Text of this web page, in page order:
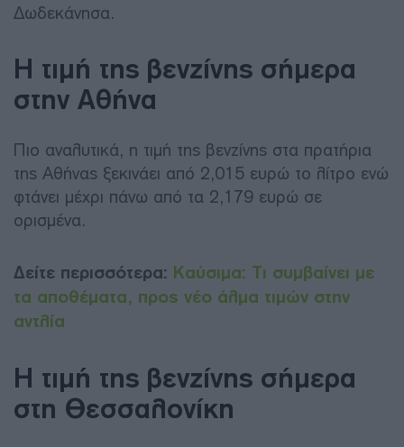
Δωδεκάνησα.
Η τιμή της βενζίνης σήμερα
στην Αθήνα
Πιο αναλυτικά, η τιμή της βενζίνης στα πρατήρια
της Αθήνας ξεκινάει από 2,015 ευρώ το λίτρο ενώ
φτάνει μέχρι πάνω από τα 2,179 ευρώ σε
ορισμένα.
Δείτε περισσότερα: Καύσιμα: Τι συμβαίνει με
τα αποθέματα, προς νέο άλμα τιμών στην
αντλία
Η τιμή της βενζίνης σήμερα
στη Θεσσαλονίκη